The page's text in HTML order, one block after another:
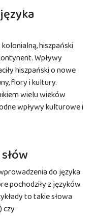
hiszpański
Wpływy
hiszpański o nowe
flory i kultury.
wielu wieków
wpływy kulturowe i
do języka
pochodziły z języków
to takie słowa
czy